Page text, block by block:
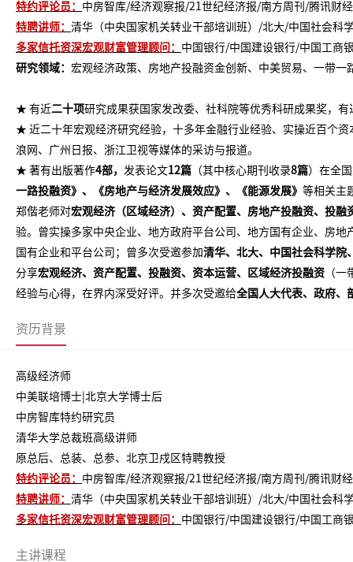
特约评论员： 中房智库/经济观察报/21世纪经济报/南方周刊/腾讯财
特聘讲师： 清华（中央国家机关转业干部培训班）/北大/中国社会科
多家信托资深宏观财富管理顾问 ： 中国银行/中国建设银行/中国工商
研究领域： 宏观经济政策、房地产投融资金创新、中美贸易、一带
★ 有近二十项研究成果获国家发改委、社科院等优秀科研成果奖，有
★ 近二十年宏观经济研究经验，十多年金融行业经验、实操近百个
浪网、广州日报、浙江卫视等媒体的采访与报道。
★ 著有出版著作4部， 发表论文12篇 （其中核心期刊收录8篇）在全
一路投融资》、《房地产与经济发展效应》、《能源发展》 等相关主
郑偕老师对宏观经济（区域经济）、资产配置、房地产投融资、投融
验。曾实操多家中央企业、地方政府平台公司、地方国有企业、房
国有企业和平台公司；曾多次受邀参加清华、北大、中国社会科学院
分享宏观经济、资产配置、投融资、资本运营、区域经济投融资 （
经验与心得，在界内深受好评。并多次受邀给全国人大代表、政府、
资历背景
高级经济师
中美联培博士 |北京大学博士后
中房智库特约研究员
清华大学总裁班高级讲师
原总后、总装、总参、北京卫戍区特聘教授
特约评论员： 中房智库/经济观察报/21世纪经济报/南方周刊/腾讯财
特聘讲师： 清华（中央国家机关转业干部培训班）/北大/中国社会科
多家信托资深宏观财富管理顾问 ： 中国银行/中国建设银行/中国工商
主讲课程